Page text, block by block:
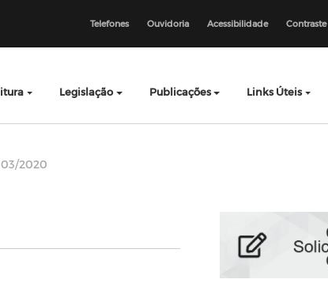
Telefones Ouvidoria Acessibilidade Contraste
Legislação Publicações Links Úteis
2020